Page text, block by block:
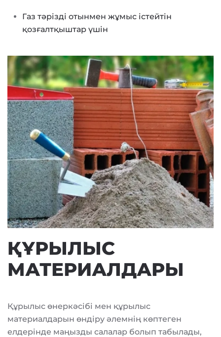
Газ тәрізді отынмен жұмыс істейтін
қозғалтқыштар үшін
ҚҰРЫЛЫС
МАТЕРИАЛДАРЫ
Құрылыс өнеркәсібі мен құрылыс
материалдарын өндіру әлемнің көптеген
елдерінде маңызды салалар болып табылады,